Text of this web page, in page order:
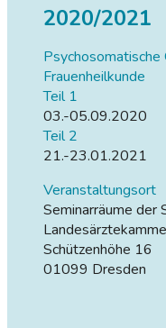
2020/2021
Psychosomatische
Frauenheilkunde
Teil 1
03.-05.09.2020
Teil 2
21.-23.01.2021
Veranstaltungsort
Seminarräume der
Schützenhöhe 16
01099 Dresden